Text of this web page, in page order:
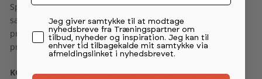
Spirit Commercial Strength stationerne passer perfekt
sammen med Sprirts 900 Cardio serie, som også er
professionelt cardioudstyr i høj kvalitet til yderst fornuftige
priser.
KONTAKT OS VEDRØRENDE TILBUD OG LEVERINGSTID
Permission tekst
Jeg giver samtykke til at modtage
nyhedsbreve fra Træningspartner om
tilbud, nyheder og inspiration. Jeg kan til
enhver tid tilbagekalde mit samtykke via
afmeldingslinket i nyhedsbrevet.